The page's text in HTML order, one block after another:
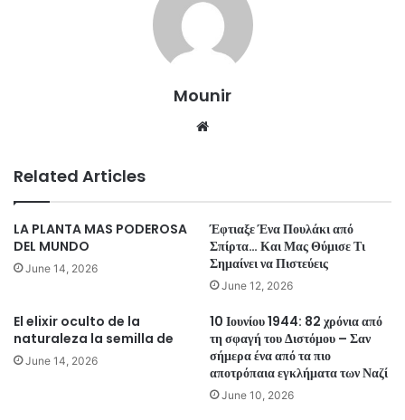
Mounir
Related Articles
LA PLANTA MAS PODEROSA
DEL MUNDO
June 14, 2026
Έφτιαξε Ένα Πουλάκι από
Σπίρτα… Και Μας Θύμισε Τι
Σημαίνει να Πιστεύεις
June 12, 2026
El elixir oculto de la
naturaleza la semilla de
June 14, 2026
10 Ιουνίου 1944: 82 χρόνια από
τη σφαγή του Διστόμου – Σαν
σήμερα ένα από τα πιο
αποτρόπαια εγκλήματα των Ναζί
June 10, 2026